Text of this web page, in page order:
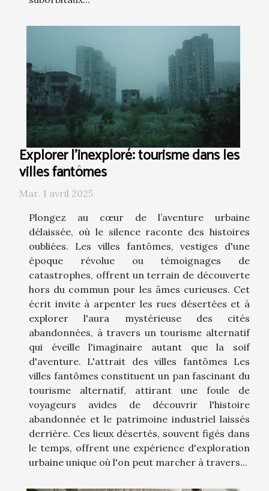
Explorer l'inexploré: tourisme dans les
villes fantômes
Mar. 1 avril 2025
Plongez au cœur de l’aventure urbaine
délaissée, où le silence raconte des histoires
oubliées. Les villes fantômes, vestiges d'une
époque révolue ou témoignages de
catastrophes, offrent un terrain de découverte
hors du commun pour les âmes curieuses. Cet
écrit invite à arpenter les rues désertées et à
explorer l'aura mystérieuse des cités
abandonnées, à travers un tourisme alternatif
qui éveille l'imaginaire autant que la soif
d'aventure. L'attrait des villes fantômes Les
villes fantômes constituent un pan fascinant du
tourisme alternatif, attirant une foule de
voyageurs avides de découvrir l'histoire
abandonnée et le patrimoine industriel laissés
derrière. Ces lieux désertés, souvent figés dans
le temps, offrent une expérience d'exploration
urbaine unique où l'on peut marcher à travers...